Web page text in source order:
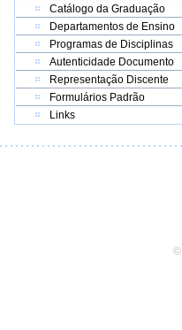
Catálogo da Graduação
Departamentos de Ensino
Programas de Disciplinas
Autenticidade Documento
Representação Discente
Formulários Padrão
Links
©